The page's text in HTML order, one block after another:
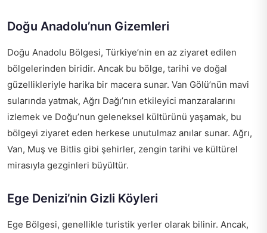
Doğu Anadolu’nun Gizemleri
Doğu Anadolu Bölgesi, Türkiye’nin en az ziyaret edilen
bölgelerinden biridir. Ancak bu bölge, tarihi ve doğal
güzellikleriyle harika bir macera sunar. Van Gölü’nün mavi
sularında yatmak, Ağrı Dağı’nın etkileyici manzaralarını
izlemek ve Doğu’nun geleneksel kültürünü yaşamak, bu
bölgeyi ziyaret eden herkese unutulmaz anılar sunar. Ağrı,
Van, Muş ve Bitlis gibi şehirler, zengin tarihi ve kültürel
mirasıyla gezginleri büyültür.
Ege Denizi’nin Gizli Köyleri
Ege Bölgesi, genellikle turistik yerler olarak bilinir. Ancak,